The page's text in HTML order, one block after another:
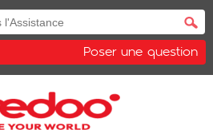
Poser une question